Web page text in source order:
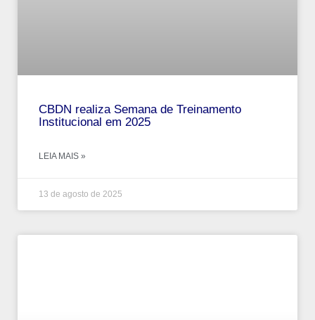
CBDN realiza Semana de Treinamento
Institucional em 2025
LEIA MAIS »
13 de agosto de 2025